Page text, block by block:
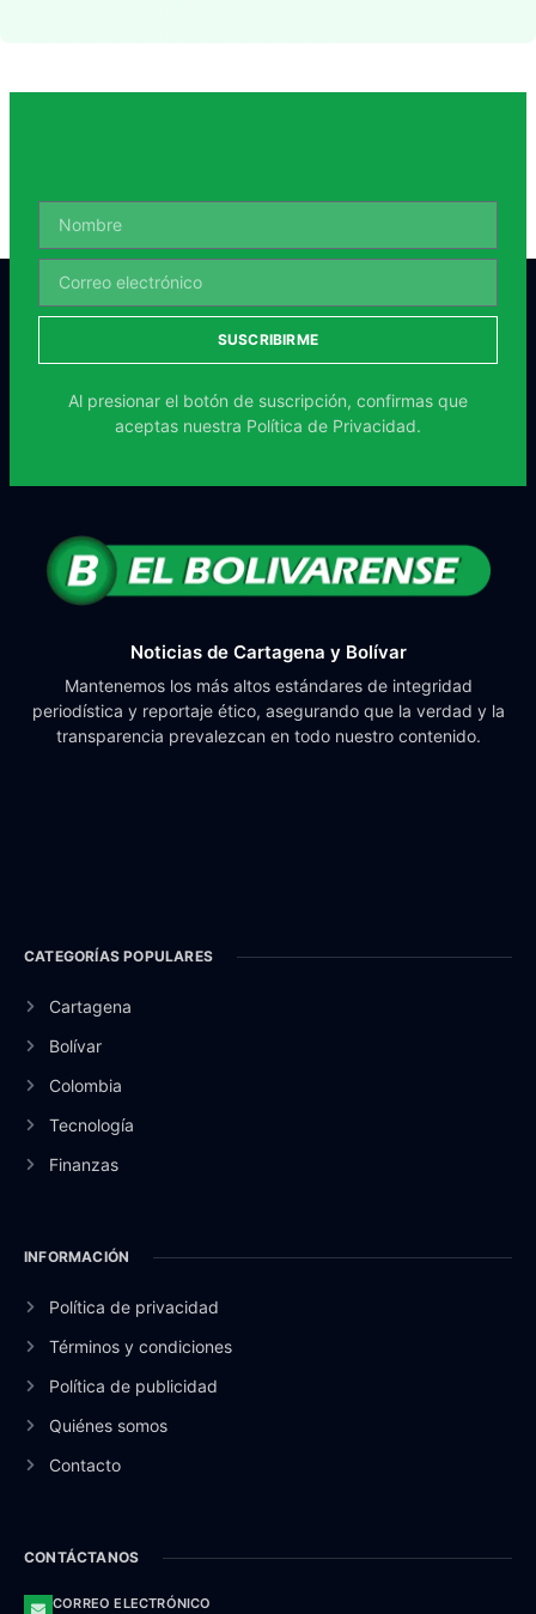
SUSCRIBIRME
Al presionar el botón de suscripción, confirmas que
aceptas nuestra Política de Privacidad.
Noticias de Cartagena y Bolívar
Mantenemos los más altos estándares de integridad
periodística y reportaje ético, asegurando que la verdad y la
transparencia prevalezcan en todo nuestro contenido.
CATEGORÍAS POPULARES
Cartagena
Bolívar
Colombia
Tecnología
Finanzas
INFORMACIÓN
Política de privacidad
Términos y condiciones
Política de publicidad
Quiénes somos
Contacto
CONTÁCTANOS
CORREO ELECTRÓNICO